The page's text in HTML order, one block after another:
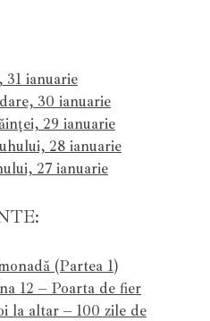
31 ianuarie
30 ianuarie
29 ianuarie
28 ianuarie
27 ianuarie
(Partea 1)
12 – Poarta de fier
la altar – 100 zile de